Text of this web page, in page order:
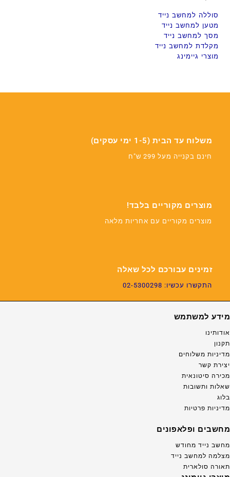
סוללה למחשב נייד
מטען למחשב נייד
מסך למחשב נייד
מקלדת למחשב נייד
מוצרי גיימינג
משלוח עד הבית (1-5 ימי עסקים)
חינם בקנייה מעל 299 ש"ח
מוצרים מקוריים בלבד!
מוצרים מקוריים עם אחריות מלאה
זמינים עבורכם לכל שאלה
התקשרו עכשיו: 02-5300298
מידע למשתמש
אודותינו
תקנון
מדיניות משלוחים
יצירת קשר
מכירה סיטונאית
שאלות ותשובות
בלוג
מדיניות פרטיות
מחשבים ופלאפונים
מחשב נייד מחודש
מצלמה למחשב נייד
תאורה סולארית